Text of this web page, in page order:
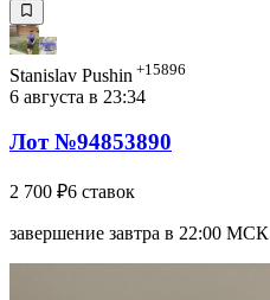
Stanislav Pushin +15896
6 августа в 23:34
Лот №94853890
2 700 ₽6 ставок
завершение завтра в 22:00 МСК